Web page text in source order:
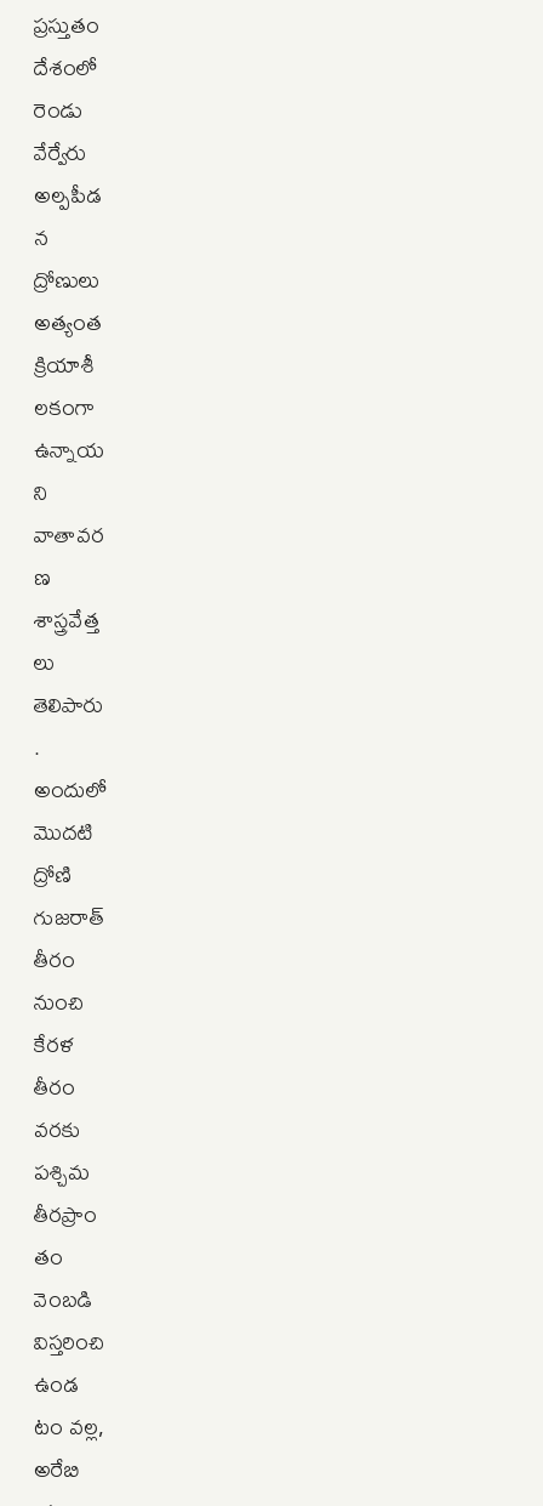
ప్రస్తుతం
దేశంలో
రెండు
వేర్వేరు
అల్పపీడ
న
ద్రోణులు
అత్యంత
క్రియాశీ
లకంగా
ఉన్నాయ
ని
వాతావర
ణ
శాస్త్రవేత్త
లు
తెలిపారు
.
అందులో
మొదటి
ద్రోణి
గుజరాత్
తీరం
నుంచి
కేరళ
తీరం
వరకు
పశ్చిమ
తీరప్రాం
తం
వెంబడి
విస్తరించి
ఉండ
టం వల్ల,
అరేబి